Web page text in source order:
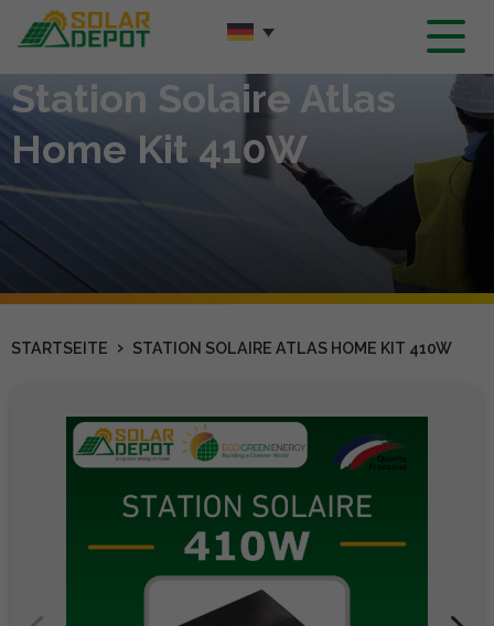
Hauptinhalt
Station Solaire Atlas
Home Kit 410W
STARTSEITE › STATION SOLAIRE ATLAS HOME KIT 410W